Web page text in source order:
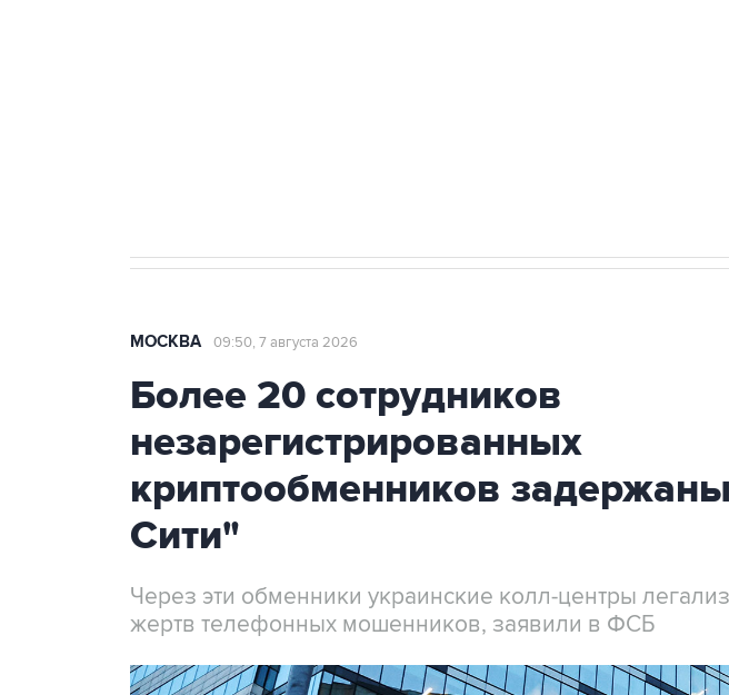
МОСКВА 09:50, 7 августа 2026
Более 20 сотрудников
незарегистрированных
криптообменников
Сити"
Через эти обменники украинские колл-центры
жертв телефонных мошенников, заявили в ФСБ